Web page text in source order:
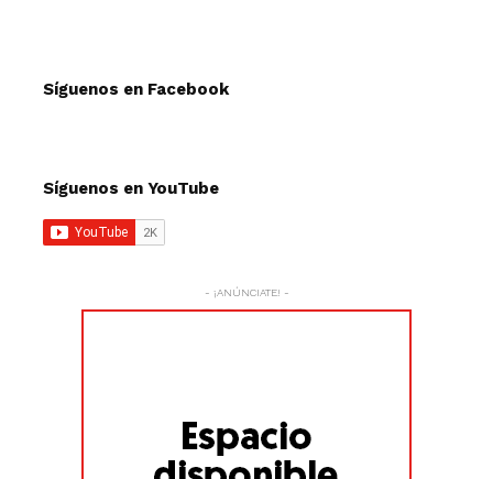
Síguenos en Facebook
Síguenos en YouTube
- ¡ANÚNCIATE! -